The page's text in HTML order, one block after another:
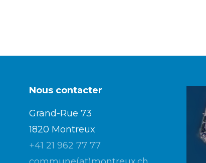
Nous contacter
Grand-Rue 73
1820 Montreux
+41 21 962 77 77